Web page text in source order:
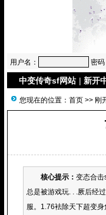
用户名： 密码
中变传奇sf网站 | 新开
您现在的位置： 首页 >> 刚
核心提示： 变态合击
总是被游戏玩. . .厥后经
服。1.76袪除天下超变